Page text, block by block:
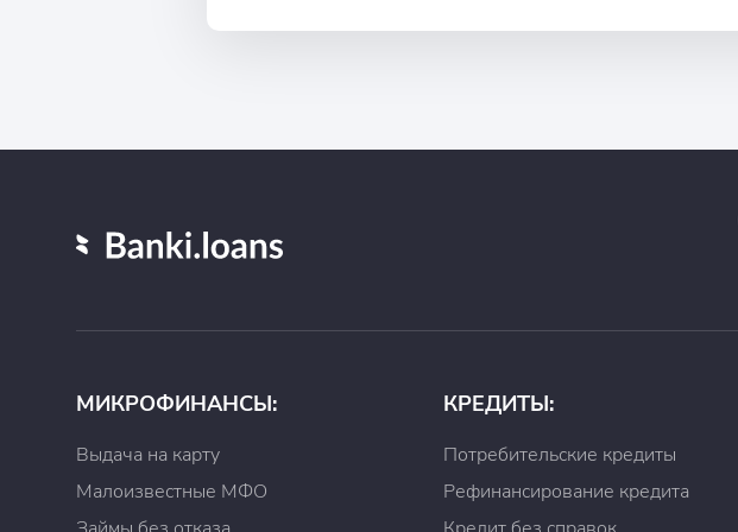
Сумма займа: от 25 000 до 70 000 рублей
Как гасить займ?
Выбрать способ погашения займа:
Через Qiwi-кошелек
Наличными через терминалы МКБ и TelePay
С банковского счета
МИКРОФИНАНСЫ:
Выдача на карту
Малоизвестные МФО
КРЕДИТЫ:
Потребительские кредиты
Рефинансирование кредита